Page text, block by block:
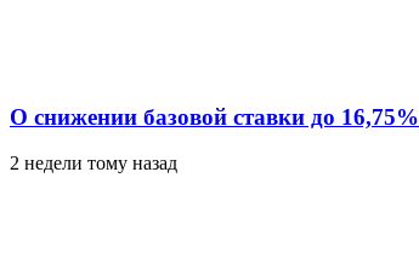
О снижении базовой ставки до 16,75%
2 недели тому назад